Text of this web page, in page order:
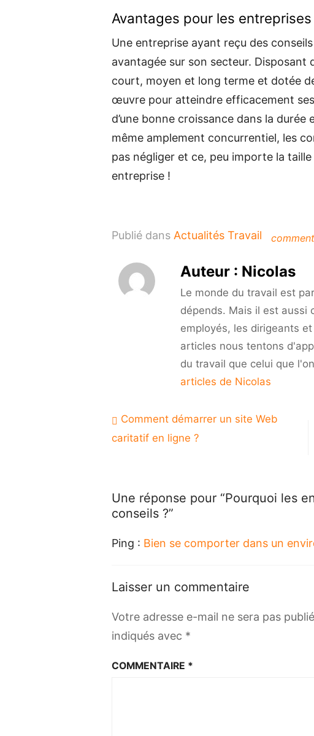
Avantages pour les entreprises
Une entreprise ayant reçu des
avantagée sur son secteur. Disposant
court, moyen et long terme et dotée
œuvre pour atteindre efficacement
d’une bonne croissance dans la
même amplement concurrentiel, les
pas négliger et ce, peu importe la taille
entreprise !
Publié dans Actualités Travail comment
Auteur : Nicolas
Le monde du travail est
dépends. Mais il est aussi
employés, les dirigeants
articles nous tentons
du travail que celui que
articles de Nicolas
Navigation
de
Comment démarrer un site Web
caritatif en ligne ?
Une réponse pour “Pourquoi les
conseils ?”
Ping : Bien se comporter dans un
Laisser un commentaire
Votre adresse e-mail ne sera pas
indiqués avec *
COMMENTAIRE *